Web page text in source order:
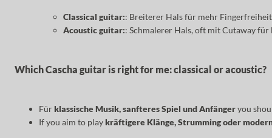
Classical guitar:: Breiterer Hals für mehr
Acoustic guitar:: Schmalerer Hals, oft mit Cutaway
Which Cascha guitar is right for me: classical or acoustic?
Fürklassische Musik, sanfteres Spiel und Anfängeryou
If you aim to playkräftigere Klänge, Strumming oder